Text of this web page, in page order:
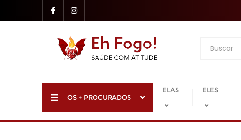
to
OS + PROCURADOS
ELAS ELES